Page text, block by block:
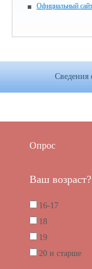
Официальный
Сведения
Опрос
Ваш возраст?
16-17
18
19
20 и старше